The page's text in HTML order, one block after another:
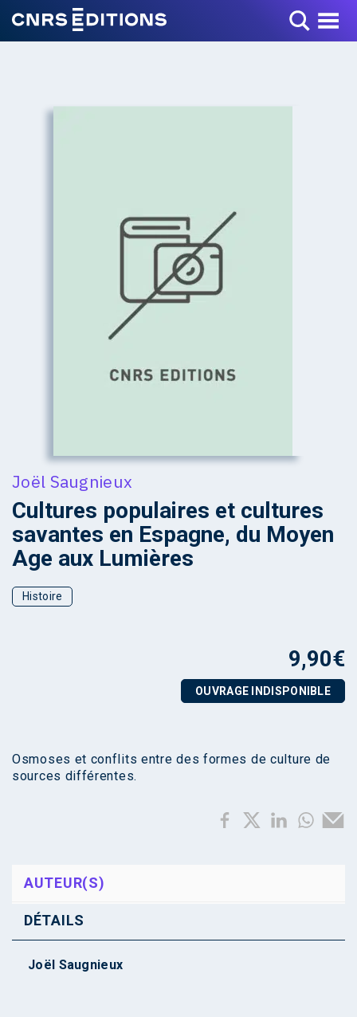
Toggle Menu
Joël Saugnieux
Cultures populaires et cultures
savantes en Espagne, du Moyen
Age aux Lumières
Histoire
9,90€
OUVRAGE INDISPONIBLE
Osmoses et conflits entre des formes de culture de
sources différentes.
AUTEUR(S)
DÉTAILS
Joël Saugnieux